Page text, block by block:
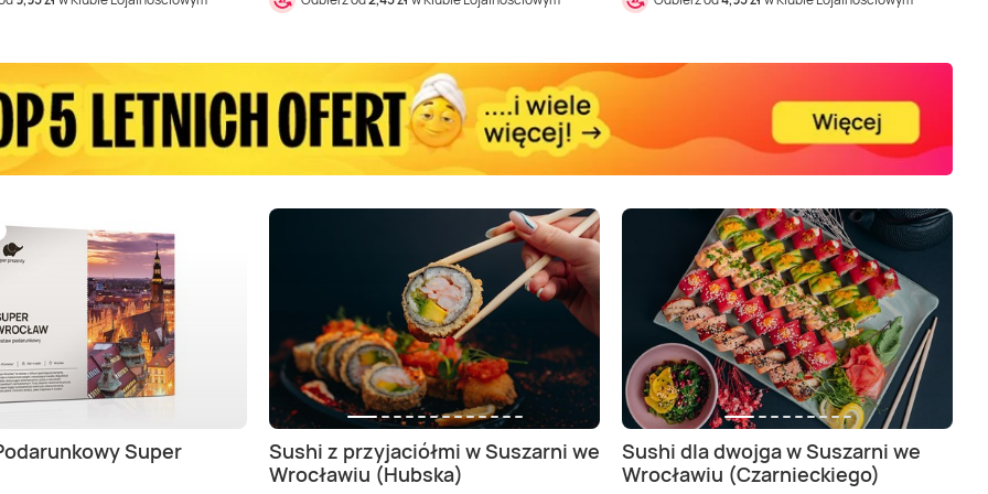
Super
Sushi z przyjaciółmi w Suszarni we
Wrocławiu (Hubska)
Sushi dla dwojga w Suszarni we
Wrocławiu (Czarnieckiego)